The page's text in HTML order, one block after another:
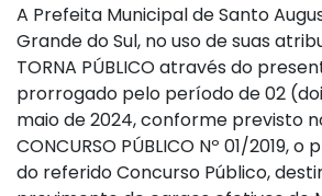
A Prefeita Municipal de Santo
Grande do Sul, no uso de suas
TORNA PÚBLICO através do
prorrogado pelo período de 02
maio de 2024, conforme previsto
CONCURSO PÚBLICO Nº 01/2019,
do referido Concurso Público,